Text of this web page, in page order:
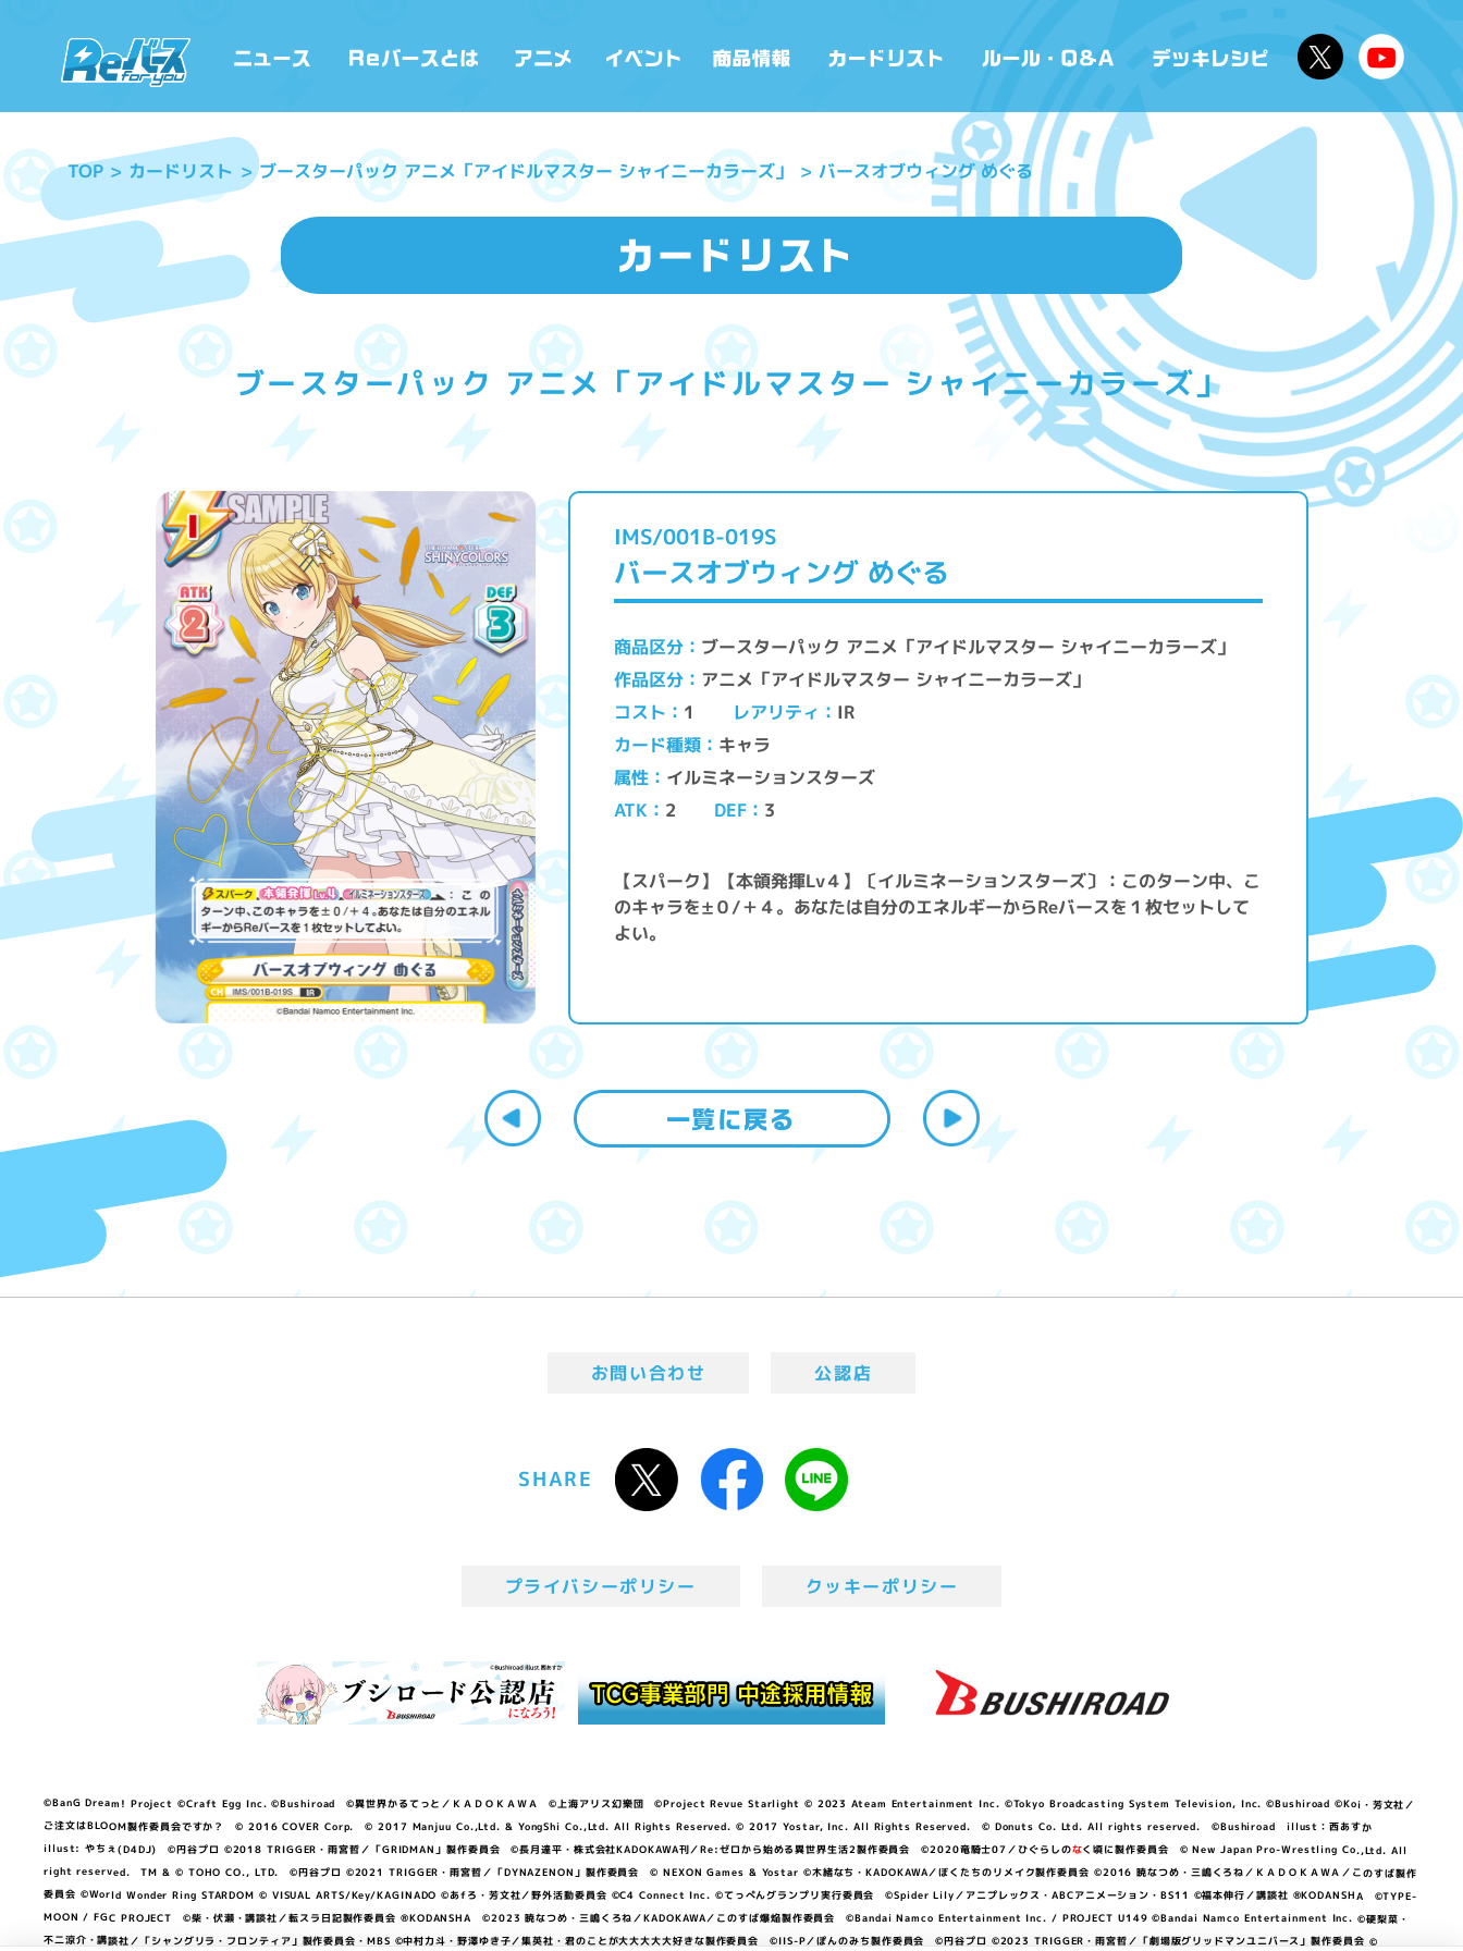
TOP カードリスト ブースターパック アニメ「アイドルマスター シャイニーカラーズ」 バースオブウィング めぐる
ブースターパック アニメ「アイドルマスター シャイニーカラーズ」
IMS/001B-019S
バースオブウィング めぐる
商品区分 ブースターパック アニメ「アイドルマスター シャイニーカラーズ」
作品区分 アニメ「アイドルマスター シャイニーカラーズ」
コスト 1 レアリティ IR
カード種類 キャラ
属性 イルミネーションスターズ
ATK 2 DEF 3
【スパーク】【本領発揮Lv４】〔イルミネーションスターズ〕：このターン中、こ
のキャラを±０/＋４。あなたは自分のエネルギーからReバースを１枚セットして
よい。
お問い合わせ 公認店
SHARE
プライバシーポリシー クッキーポリシー
©BanG Dream! Project ©Craft Egg Inc. ©Bushiroad ©異世界かるてっと／ＫＡＤＯＫＡＷＡ ©上海アリス幻樂団 ©Project Revue Starlight © 2023 Ateam Entertainment Inc. ©Tokyo Broadcasting System Television, Inc. ©Bushiroad ©Koi・芳文社／
ご注文はBLOOM製作委員会ですか？ © 2016 COVER Corp. © 2017 Manjuu Co.,Ltd. & YongShi Co.,Ltd. All Rights Reserved. © 2017 Yostar, Inc. All Rights Reserved. © Donuts Co. Ltd. All rights reserved. ©Bushiroad illust：西あすか
illust: やちぇ(D4DJ) ©円谷プロ ©2018 TRIGGER・雨宮哲／「GRIDMAN」製作委員会 ©長月達平・株式会社KADOKAWA刊／Re:ゼロから始める異世界生活2製作委員会 ©2020竜騎士07／ひぐらしのなく頃に製作委員会 © New Japan Pro-Wrestling Co.,Ltd. All
right reserved. TM & © TOHO CO., LTD. ©円谷プロ ©2021 TRIGGER・雨宮哲／「DYNAZENON」製作委員会 © NEXON Games & Yostar ©木緒なち・KADOKAWA／ぼくたちのリメイク製作委員会 ©2016 暁なつめ・三嶋くろね／ＫＡＤＯＫＡＷＡ／このすば製作
委員会 ©World Wonder Ring STARDOM © VISUAL ARTS/Key/KAGINADO ©あfろ・芳文社／野外活動委員会 ©C4 Connect Inc. ©てっぺんグランプリ実行委員会 ©Spider Lily／アニプレックス・ABCアニメーション・BS11 ©福本伸行／講談社 ®KODANSHA ©TYPE-
MOON / FGC PROJECT ©柴・伏瀬・講談社／転スラ日記製作委員会 ®KODANSHA ©2023 暁なつめ・三嶋くろね／KADOKAWA／このすば爆焔製作委員会 ©Bandai Namco Entertainment Inc. / PROJECT U149 ©Bandai Namco Entertainment Inc. ©硬梨菜・
不二涼介・講談社／「シャングリラ・フロンティア」製作委員会・MBS ©中村力斗・野澤ゆき子／集英社・君のことが大大大大大好きな製作委員会 ©IIS-P／ぽんのみち製作委員会 ©円谷プロ ©2023 TRIGGER・雨宮哲／「劇場版グリッドマンユニバース」製作委員会 ©